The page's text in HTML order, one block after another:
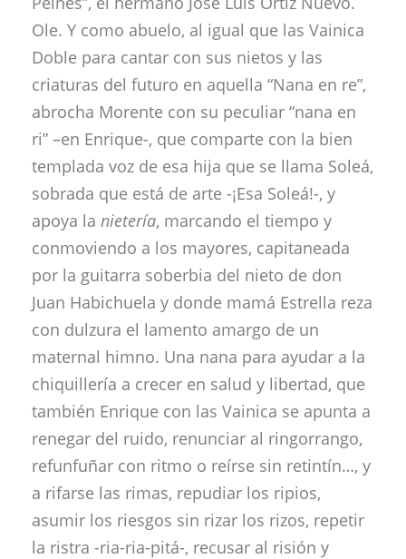
Ole. Y como abuelo, al igual que las Vainica
Doble para cantar con sus nietos y las
criaturas del futuro en aquella “Nana en re”,
abrocha Morente con su peculiar “nana en
ri” –en Enrique-, que comparte con la bien
templada voz de esa hija que se llama Soleá,
sobrada que está de arte -¡Esa Soleá!-, y
apoya la nietería, marcando el tiempo y
conmoviendo a los mayores, capitaneada
por la guitarra soberbia del nieto de don
Juan Habichuela y donde mamá Estrella reza
con dulzura el lamento amargo de un
maternal himno. Una nana para ayudar a la
chiquillería a crecer en salud y libertad, que
también Enrique con las Vainica se apunta a
renegar del ruido, renunciar al ringorrango,
refunfuñar con ritmo o reírse sin retintín…, y
a rifarse las rimas, repudiar los ripios,
asumir los riesgos sin rizar los rizos, repetir
la ristra -ria-ria-pitá-, recusar al risión y